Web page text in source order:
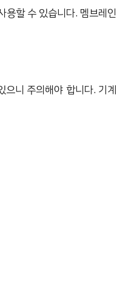
용할 수 있습니다. 멤브레인
으니 주의해야 합니다. 기계